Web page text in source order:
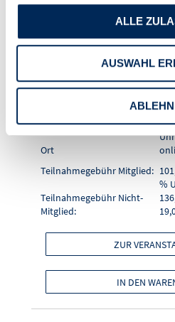
ALLE
AUSWAHL
"Crashkurs
Verwalter -
Seminarnummer
Datum (Zeitraum)
Ort
Teilnahmegebühr Mitglied:
%
Teilnahmegebühr Nicht-
Mitglied:
ZUR
IN DEN